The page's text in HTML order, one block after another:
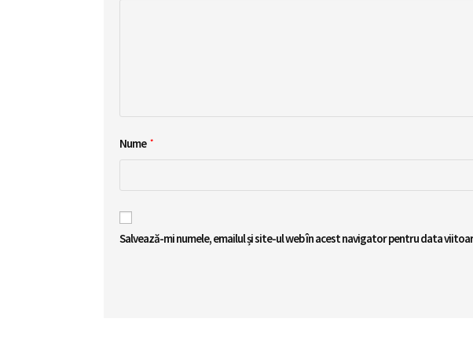
Nume *
Salvează-mi numele, emailul și site-ul web în acest navigator pentru data